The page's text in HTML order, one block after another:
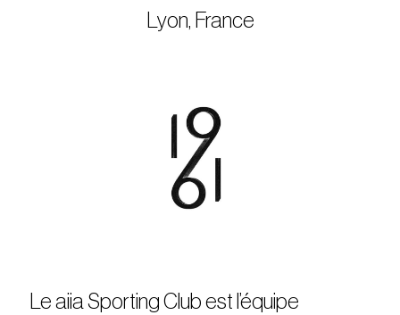
privatisations
Lyon, France
Le aiia Sporting Club est l’équipe